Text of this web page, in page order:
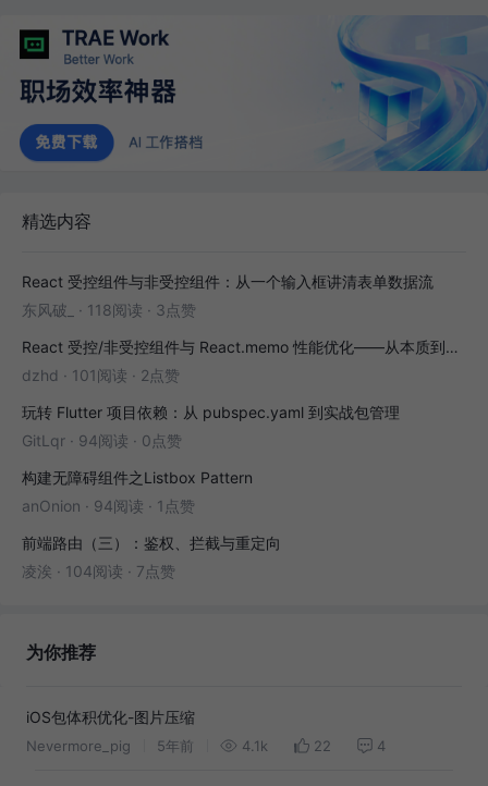
精选内容
React 受控组件与非受控组件：从一个输入框讲清表单数据流
东风破_
· 118阅读 · 3点赞
React 受控/非受控组件与 React.memo 性能优化——从本质到实战
dzhd · 101阅读 · 2点赞
玩转 Flutter 项目依赖：从 pubspec.yaml 到实战包管理
GitLqr · 94阅读 · 0点赞
构建无障碍组件之Listbox Pattern
anOnion · 94阅读 · 1点赞
前端路由（三）：鉴权、拦截与重定向
凌涘 · 104阅读 · 7点赞
为你推荐
iOS包体积优化-图片压缩
Nevermore_pig 5年前 4.1k 22 4